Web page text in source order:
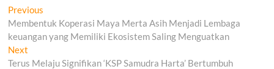
Post
navigation
Previous
post:
Membentuk Koperasi Maya Merta Asih Menjadi Lembaga
keuangan yang Memiliki Ekosistem Saling Menguatkan
Next
post:
Terus Melaju Signifikan ‘KSP Samudra Harta’ Bertumbuh